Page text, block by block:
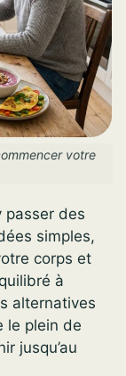
votre
passer des
simples,
corps et
à
alternatives
le plein de
jusqu’au